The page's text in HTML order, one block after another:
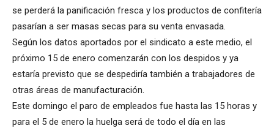
se perderá la panificación fresca y los productos de confitería
pasarían a ser masas secas para su venta envasada.
Según los datos aportados por el sindicato a este medio, el
próximo 15 de enero comenzarán con los despidos y ya
estaría previsto que se despediría también a trabajadores de
otras áreas de manufacturación.
Este domingo el paro de empleados fue hasta las 15 horas y
para el 5 de enero la huelga será de todo el día en las